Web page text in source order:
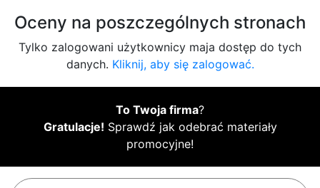
Oceny na poszczególnych stronach
Tylko zalogowani użytkownicy maja dostęp do tych
danych. Kliknij, aby się zalogować.
To Twoja firma?
Gratulacje! Sprawdź jak odebrać materiały
promocyjne!